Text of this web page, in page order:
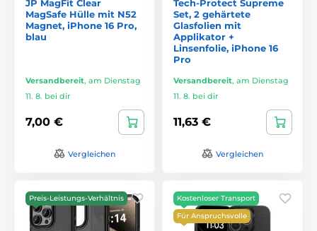
JP MagFit Clear
MagSafe Hülle mit N52
Magnet, iPhone 16 Pro,
blau
Versandbereit, am Dienstag
11. 8. bei dir
7,00 €
Vergleichen
Tech-Protect Supreme
Set, 2 gehärtete
Glasfolien mit
Applikator +
Linsenfolie, iPhone 16
Pro
Versandbereit, am Dienstag
11. 8. bei dir
11,63 €
Vergleichen
Preis-Leistungs-Verhältnis
Kostenloser Transport
Für Anspruchsvolle